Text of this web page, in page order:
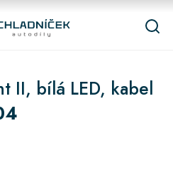
II, bílá LED, kabel